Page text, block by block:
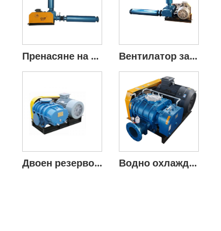
Пренасяне на летлива пепел Ротационен вентилатор с три лобови клиновидни ремъци Вентилатор за корени за аериране на аквакултури за езерце за риба и скариди
Двоен резервоар за масло, трилобен клиновиден ремък Ротационен вентилатор Водно охлаждан ротационен вентилатор с двоен маслен резервоар с три лопатки с клиновиден ремък